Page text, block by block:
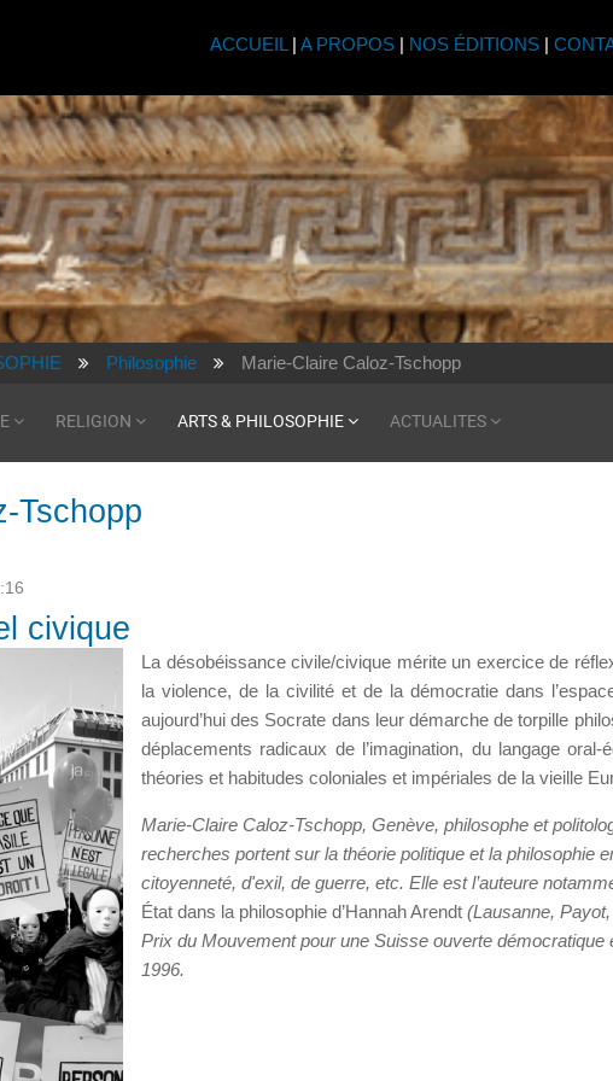
ACCUEIL | A PROPOS| NOS ÉDITIONS|
Philosophie Marie-Claire Caloz-Tschopp
RELIGION ARTS & PHILOSOPHIE ACTUALITES
Tschopp
civique
La désobéissance civile/civique mérite un exercice de
la violence, de la civilité et de la démocratie dans
aujourd’hui des Socrate dans leur démarche de torpille
déplacements radicaux de l’imagination, du langage oral-
théories et habitudes coloniales et impériales de la vieille
Marie-Claire Caloz-Tschopp, Genève, philosophe et
recherches portent sur la théorie politique et la philosophie
citoyenneté, d'exil, de guerre, etc. Elle est l’auteure
État dans la philosophie d’Hannah Arendt (Lausanne,
Prix du Mouvement pour une Suisse ouverte démocratique
1996.